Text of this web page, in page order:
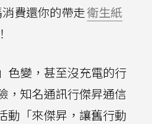
消費還你的帶走衛生紙
色變，甚至沒充電的行
，知名通訊行傑昇通信
動「來傑昇，讓舊行動